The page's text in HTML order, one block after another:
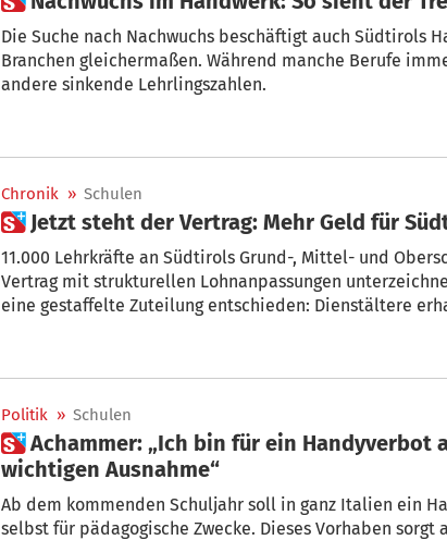
Die Suche nach Nachwuchs beschäftigt auch Südtirols
Branchen gleichermaßen. Während manche Berufe
andere sinkende Lehrlingszahlen.
Chronik » Schulen
 Jetzt steht der Vertrag: Mehr Geld für
11.000 Lehrkräfte an Südtirols Grund-, Mittel- und Oberschulen: Am Dienstag wird der
Vertrag mit strukturellen Lohnanpassungen unterzeichnet. Die Gewerkschaften haben
eine gestaffelte Zuteilung entschieden: Dienstältere erhalten mehr als Junge – ein
Politik » Schulen
 Achammer: „Ich bin für ein Handyverbot an Schulen – mit einer
wichtigen Ausnahme“
Ab dem kommenden Schuljahr soll in ganz Italien ein
selbst für pädagogische Zwecke. Dieses Vorhaben sorgt